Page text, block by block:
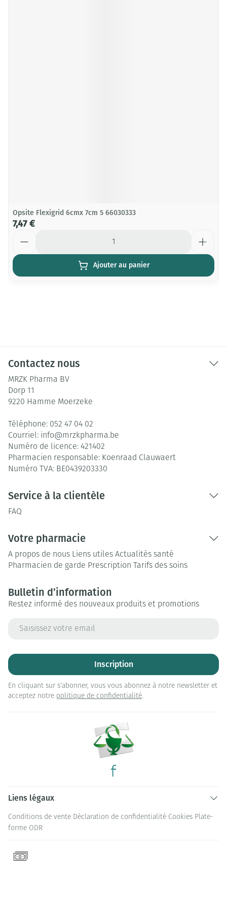
Opsite Flexigrid 6cmx 7cm 5 66030333
7,47 €
Ajouter au panier
Contactez nous
MRZK Pharma BV
Dorp 11
9220 Hamme Moerzeke
Téléphone: 052 47 04 02
Courriel: info@mrzkpharma.be
Numéro de licence: 421402
Pharmacien responsable: Koenraad Clauwaert
Numéro TVA: BE0439203330
Service à la clientèle
FAQ
Votre pharmacie
A propos de nous Liens utiles Actualités santé
Pharmacien de garde Prescription Tarifs des soins
Bulletin d’information
Restez informé des nouveaux produits et promotions
Inscription
En cliquant sur s'abonner, vous vous abonnez à notre newsletter et
acceptez notre politique de confidentialité.
Liens légaux
Conditions de vente Déclaration de confidentialité Cookies Plate-
forme ODR